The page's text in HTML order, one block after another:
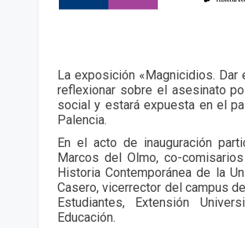
La exposición «Magnicidios.
reflexionar sobre el asesinato
social y estará expuesta en el
Palencia.
En el acto de inauguración
Marcos del Olmo, co-
Historia Contemporánea de la
Casero, vicerrector del campus
Estudiantes, Extensión
Educación.